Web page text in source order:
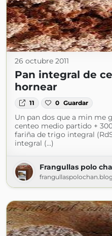
26 octubre 2011
Pan integral de
hornear
11 0 Guardar
Un pan dos que a min me
centeo medio partido +
fariña de trigo integral
integral (...)
Frangullas polo